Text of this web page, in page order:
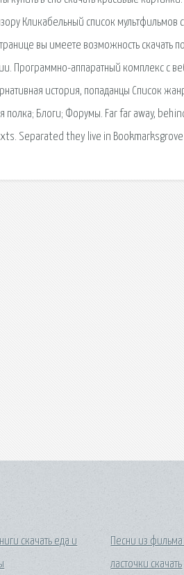
Кликабельный список мультфильмов
вы имеете возможность скачать
Программно-аппаратный комплекс с
история, попаданцы Список
полка; Блоги; Форумы. Far far away,
Separated they live in
скачать еда и
Песни из
ласточки скачать